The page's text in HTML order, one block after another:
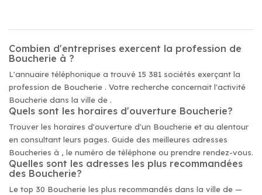
Combien d'entreprises exercent la profession de
Boucherie à ?
L'annuaire téléphonique a trouvé 15 381 sociétés exerçant la
profession de Boucherie . Votre recherche concernait l'activité
Boucherie dans la ville de .
Quels sont les horaires d'ouverture Boucherie?
Trouver les horaires d'ouverture d'un Boucherie et au alentour
en consultant leurs pages. Guide des meilleures adresses
Boucheries à , le numéro de téléphone ou prendre rendez-vous.
Quelles sont les adresses les plus recommandées
des Boucherie?
Le top 30 Boucherie les plus recommandés dans la ville de —